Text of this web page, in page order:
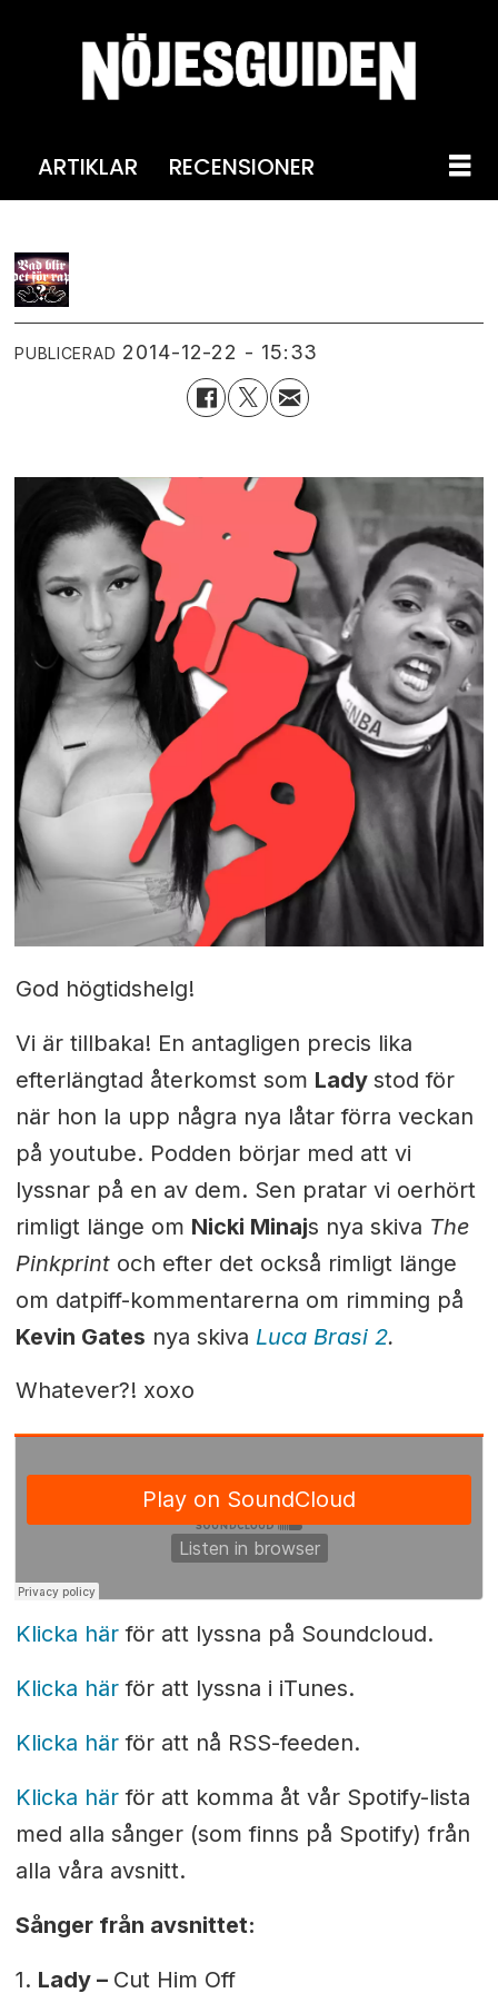
ARTIKLAR RECENSIONER
PUBLICERAD 2014-12-22 - 15:33
God högtidshelg!
Vi är tillbaka! En antagligen precis lika
efterlängtad återkomst som Lady stod för
när hon la upp några nya låtar förra veckan
på youtube. Podden börjar med att vi
lyssnar på en av dem. Sen pratar vi oerhört
rimligt länge om Nicki Minajs nya skiva The
Pinkprint och efter det också rimligt länge
om datpiff-kommentarerna om rimming på
Kevin Gates nya skiva Luca Brasi 2.
Whatever?! xoxo
Klicka härför att lyssna på Soundcloud.
Klicka härför att lyssna i iTunes.
Klicka härför att nå RSS-feeden.
Klicka härför att komma åt vår Spotify-lista
med alla sånger (som finns på Spotify) från
alla våra avsnitt.
Sånger från avsnittet:
1. Lady– Cut Him Off